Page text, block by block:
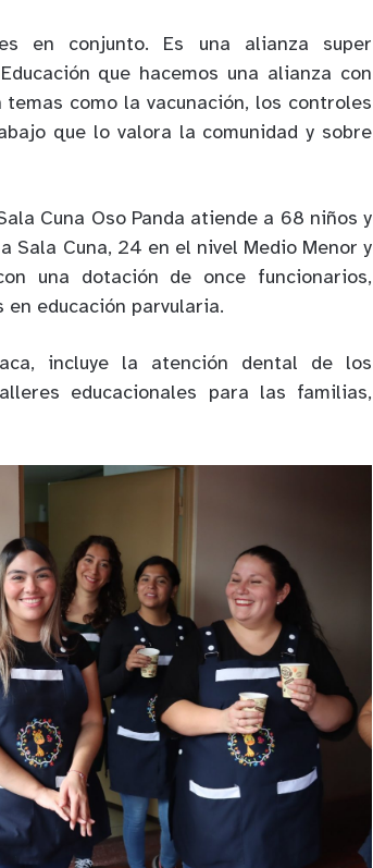
en conjunto. Es una alianza super
que hacemos una alianza con
como la vacunación, los controles
que lo valora la comunidad y sobre
Cuna Oso Panda atiende a 68 niños y
Sala Cuna, 24 en el nivel Medio Menor y
una dotación de once funcionarios,
en educación parvularia.
incluye la atención dental de los
educacionales para las familias,